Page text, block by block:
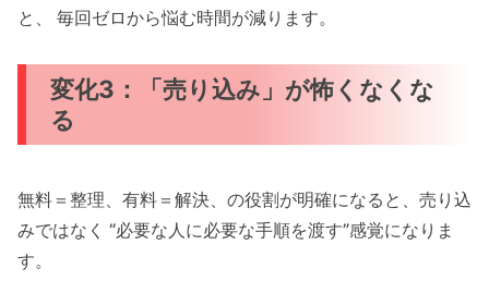
と、 毎回ゼロから悩む時間が減ります。
変化3：「売り込み」が怖くなくな
る
無料＝整理、有料＝解決、の役割が明確になると、売り込
みではなく “必要な人に必要な手順を渡す”感覚になりま
す。